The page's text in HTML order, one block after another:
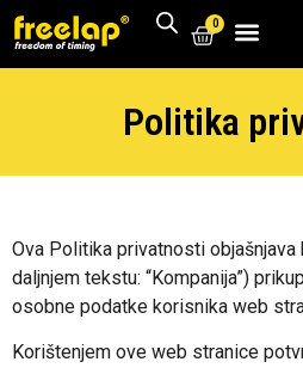
0
Politika
Ova Politika privatnosti objašnjava
daljnjem tekstu: “Kompanija”)
osobne podatke korisnika web
Korištenjem ove web stranice